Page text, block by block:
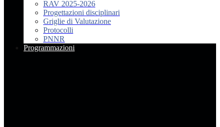
RAV 2025-2026
Progettazioni disciplinari
Griglie di Valutazione
Protocolli
PNNR
Programmazioni